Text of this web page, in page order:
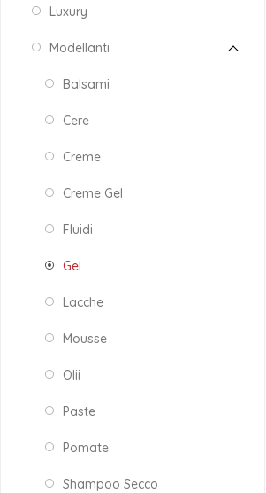
Luxury
Modellanti
Balsami
Cere
Creme
Creme Gel
Fluidi
Gel
Lacche
Mousse
Olii
Paste
Pomate
Shampoo Secco